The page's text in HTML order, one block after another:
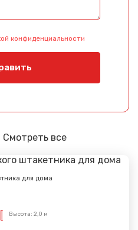
конфиденциальности
Смотреть все
для дома
Высота: 2,0 м